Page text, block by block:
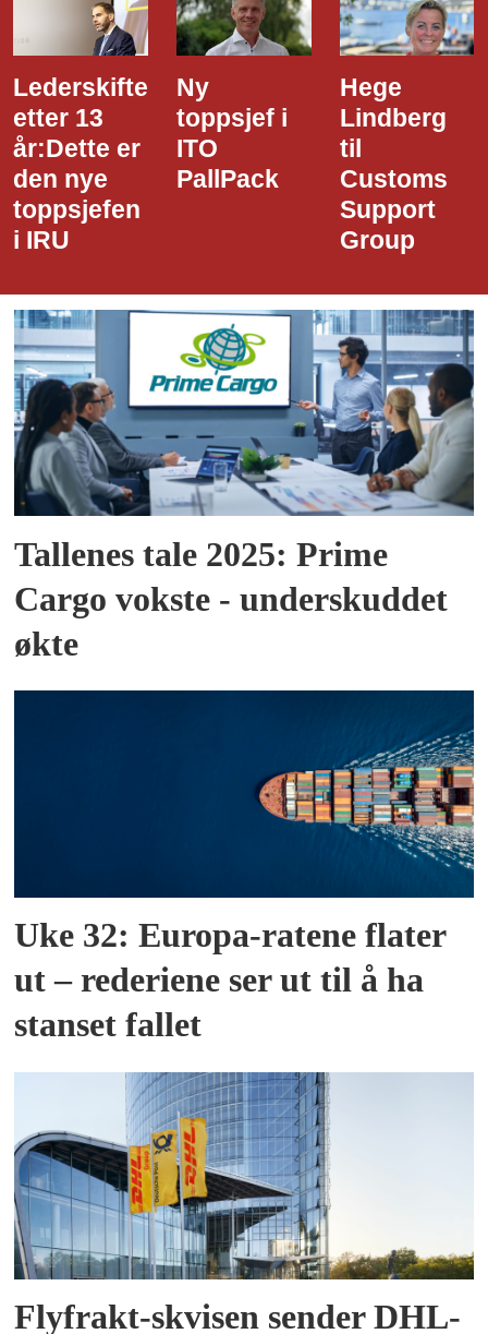
Ny
toppsjef i
ITO
PallPack
Hege
Lindberg
til
Customs
Dette er
den nye
i Narvik
Havn
Tallenes tale 2025: Prime
Cargo vokste - underskuddet
økte
Uke 32: Europa-ratene flater
ut – rederiene ser ut til å ha
stanset fallet
Flyfrakt-skvisen sender DHL-